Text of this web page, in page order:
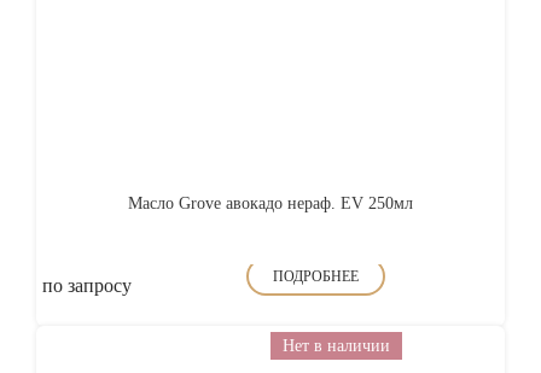
Масло Grove авокадо нераф. EV 250мл
по запросу ПОДРОБНЕЕ
Нет в наличии